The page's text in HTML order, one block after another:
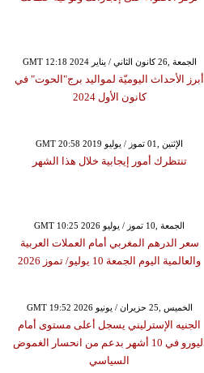
GMT 12:18 2024 الجمعة ,26 كانون الثاني / يناير
أبرز الأحداث اليوميّة لمواليد برج"الحوت" في
كانون الأول 2024
GMT 20:58 2019 الإثنين ,01 تموز / يوليو
تنتظرك أمور إيجابية خلال هذا الشهر
GMT 10:25 2026 الجمعة ,10 تموز / يوليو
سعر الدرهم المغربي أمام العملات العربية
والعالمية اليوم الجمعة 10 يوليو/ تموز 2026
GMT 19:52 2026 الخميس ,25 حزيران / يونيو
الجنيه الإسترليني يسجل أعلى مستوى أمام
اليورو في 10 أشهر بدعم من انحسار الغموض
السياسي